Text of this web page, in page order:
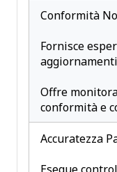
Conformità
Fornisce
Offre
conformità e
Accuratezza